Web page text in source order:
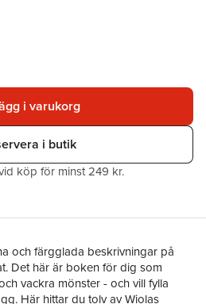
i varukorg
i butik
köp för minst 249 kr.
och färgglada beskrivningar på
Det här är boken för dig som
vackra mönster - och vill fylla
Här hittar du tolv av Wiolas